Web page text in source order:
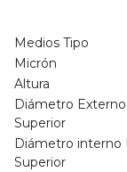
Medios Tipo
Micrón
Altura
Diámetro
Superior
Diámetro interno
Superior